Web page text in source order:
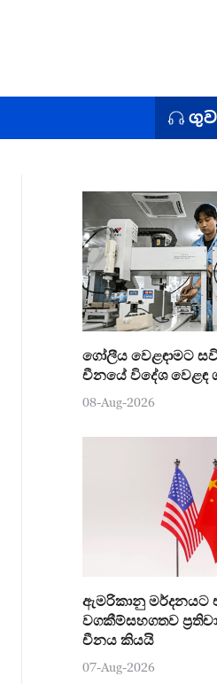
ගෝලීය වෙළඳාමට
චීනයේ විදේශ වෙළඳ
08-Aug-2026
ඇමරිකානු මර්දනයට
වගකීම්සහගතව
චීනය කියයි
07-Aug-2026